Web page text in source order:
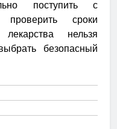
поступить с
проверить сроки
нельзя
безопасный